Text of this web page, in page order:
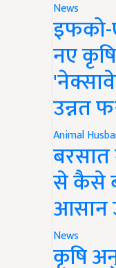
News
इफको-
नए
उन्नत
Animal
से कैसे
आसान
News
कृषि